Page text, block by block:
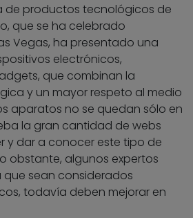
de productos tecnológicos de
que se ha celebrado
Vegas, ha presentado una
electrónicos,
que combinan la
y un mayor respeto al medio
aparatos no se quedan sólo en
la gran cantidad de webs
y dar a conocer este tipo de
obstante, algunos expertos
sean considerados
todavía deben mejorar en